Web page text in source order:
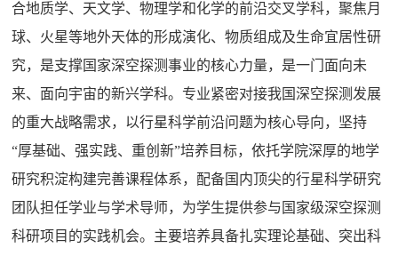
合地质学、天文学、物理学和化学的前沿交叉学科，聚焦月
球、火星等地外天体的形成演化、物质组成及生命宜居性研
究，是支撑国家深空探测事业的核心力量，是一门面向未
来、面向宇宙的新兴学科。专业紧密对接我国深空探测发展
的重大战略需求，以行星科学前沿问题为核心导向，坚持
“厚基础、强实践、重创新”培养目标，依托学院深厚的地学
研究积淀构建完善课程体系，配备国内顶尖的行星科学研究
团队担任学业与学术导师，为学生提供参与国家级深空探测
科研项目的实践机会。主要培养具备扎实理论基础、突出科